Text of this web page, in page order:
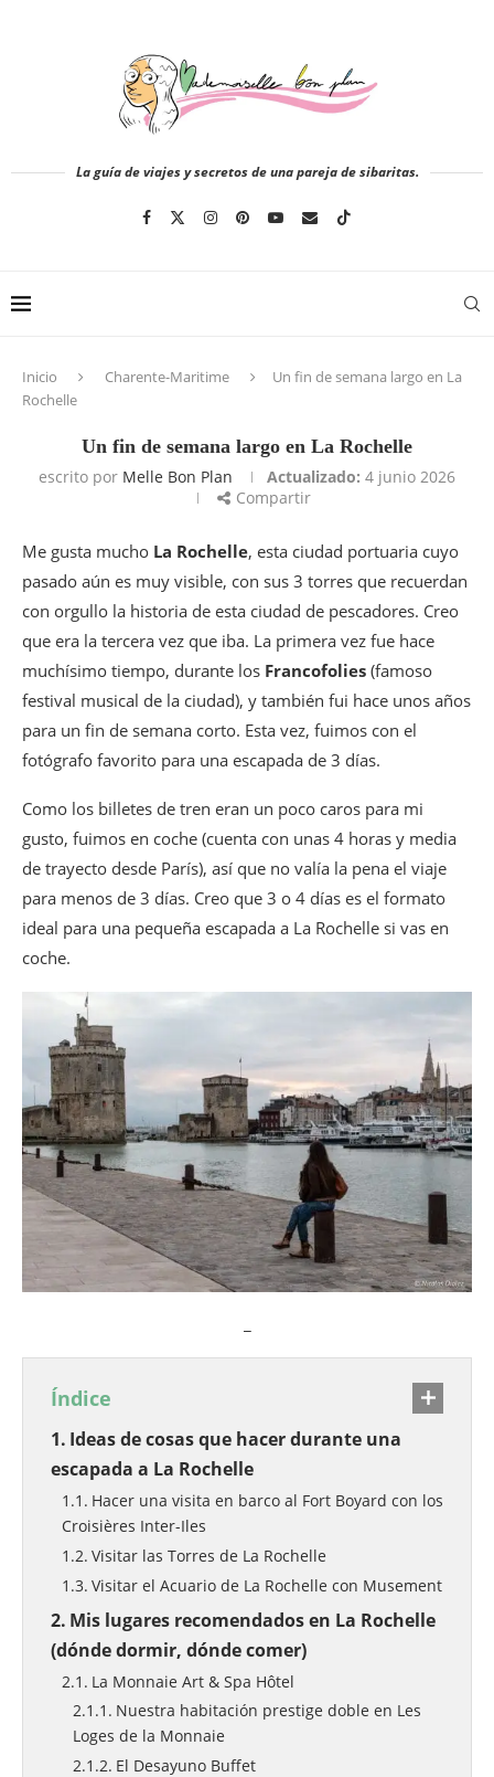
La guía de viajes y secretos de una pareja de sibaritas.
Inicio Charente-Maritime
Un fin de semana largo en La
Rochelle
Un fin de semana largo en La Rochelle
escrito por Melle Bon Plan Actualizado: 4 junio 2026
Compartir
Me gusta mucho La Rochelle, esta ciudad portuaria cuyo
pasado aún es muy visible, con sus 3 torres que recuerdan
con orgullo la historia de esta ciudad de pescadores. Creo
que era la tercera vez que iba. La primera vez fue hace
muchísimo tiempo, durante los Francofolies (famoso
festival musical de la ciudad), y también fui hace unos años
para un fin de semana corto. Esta vez, fuimos con el
fotógrafo favorito para una escapada de 3 días.
Como los billetes de tren eran un poco caros para mi
gusto, fuimos en coche (cuenta con unas 4 horas y media
de trayecto desde París), así que no valía la pena el viaje
para menos de 3 días. Creo que 3 o 4 días es el formato
ideal para una pequeña escapada a La Rochelle si vas en
coche.
Índice
Ideas de cosas que hacer durante una
escapada a La Rochelle
Hacer una visita en barco al Fort Boyard con los
Croisières Inter-Iles
Visitar las Torres de La Rochelle
Visitar el Acuario de La Rochelle con Musement
Mis lugares recomendados en La Rochelle
(dónde dormir, dónde comer)
La Monnaie Art & Spa Hôtel
Nuestra habitación prestige doble en Les
Loges de la Monnaie
El Desayuno Buffet